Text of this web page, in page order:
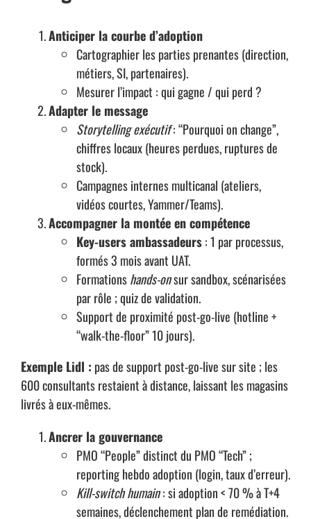
Anticiper la courbe d’adoption
Cartographier les parties prenantes (direction,
métiers, SI, partenaires).
Mesurer l’impact : qui gagne / qui perd ?
Adapter le message
Storytelling exécutif: “Pourquoi on change”,
chiffres locaux (heures perdues, ruptures de
stock).
Campagnes internes multicanal (ateliers,
vidéos courtes, Yammer/Teams).
Accompagner la montée en compétence
Key-users ambassadeurs: 1 par processus,
formés 3 mois avant UAT.
Formationshands-onsur sandbox, scénarisées
par rôle ; quiz de validation.
Support de proximité post-go-live (hotline +
“walk-the-floor” 10 jours).
Exemple Lidl : pas de support post-go-live sur site ; les
600 consultants restaient à distance, laissant les magasins
livrés à eux-mêmes.
Ancrer la gouvernance
PMO “People” distinct du PMO “Tech” ;
reporting hebdo adoption (login, taux d’erreur).
Kill-switch humain: si adoption < 70 % à T+4
semaines, déclenchement plan de remédiation.